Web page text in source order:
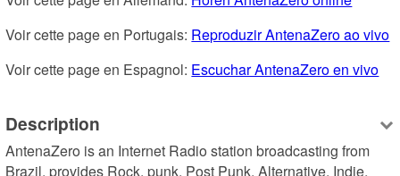
Voir cette page en Portugais: Reproduzir AntenaZero ao vivo
Voir cette page en Espagnol: Escuchar AntenaZero en vivo
Description
AntenaZero is an Internet Radio station broadcasting from
Brazil, provides Rock, punk, Post Punk, Alternative, Indie,